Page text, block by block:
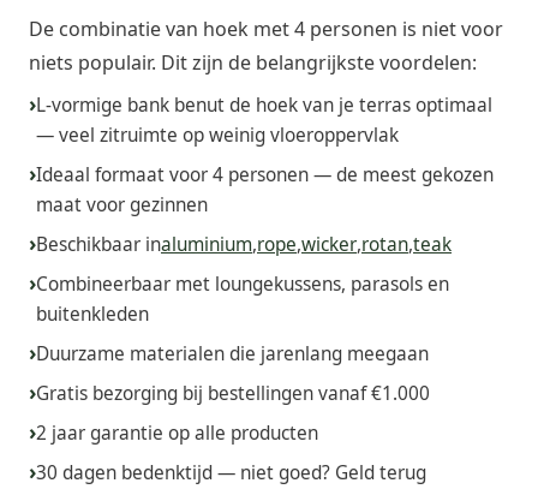
De combinatie van hoek met 4 personen is niet voor
niets populair. Dit zijn de belangrijkste voordelen:
L-vormige bank benut de hoek van je terras optimaal
— veel zitruimte op weinig vloeroppervlak
Ideaal formaat voor 4 personen — de meest gekozen
maat voor gezinnen
Beschikbaar inaluminium,rope,wicker,rotan,teak
Combineerbaar met loungekussens, parasols en
buitenkleden
Duurzame materialen die jarenlang meegaan
Gratis bezorging bij bestellingen vanaf €1.000
2 jaar garantie op alle producten
30 dagen bedenktijd — niet goed? Geld terug